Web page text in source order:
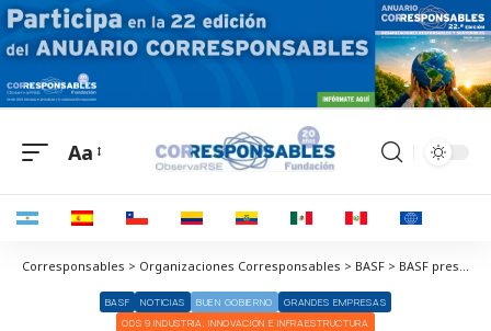
Aa
Corresponsables > Organizaciones Corresponsables > BASF > BASF presenta innovaciones naturales para el cuidado personal en la feria in-cosmetics Global 2025
BASF NOTICIAS BUEN GOBIERNO
GRANDES EMPRESAS
ODS 9 INDUSTRIA, INNOVACIÓN E INFRAESTRUCTURA